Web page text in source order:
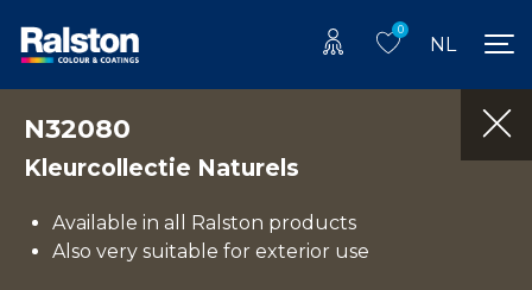
0
NL
N32080
Kleurcollectie Naturels
Available in all Ralston products
Also very suitable for exterior use